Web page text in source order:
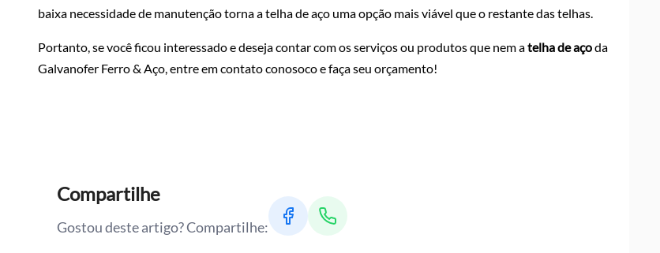
baixa necessidade de manutenção torna a telha de aço uma opção mais viável que o restante das telhas.
Portanto, se você ficou interessado e deseja contar com os serviços ou produtos que nem atelha de açoda
Galvanofer Ferro & Aço, entre em contato conosoco e faça seu orçamento!
Compartilhe
Gostou deste artigo? Compartilhe: